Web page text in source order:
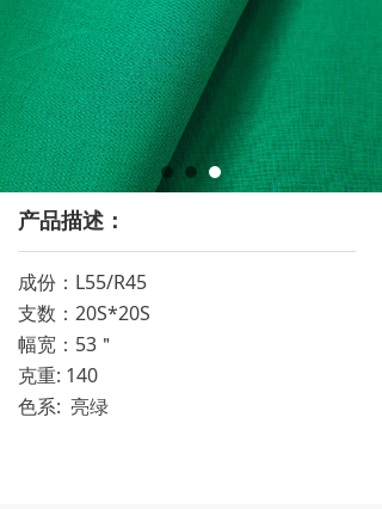
成份：L55/R45
支数：20S*20S
幅宽：53＂
克重: 140
色系: 亮绿
产品描述：